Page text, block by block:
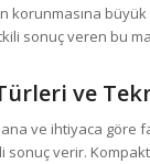
korunmasına
sonuç veren bu
ve
ve ihtiyaca
verir. Kompakt